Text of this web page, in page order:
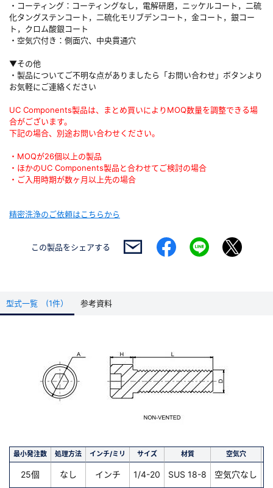
・コーティング：コーティングなし，電解研磨，ニッケルコート，二硫
化タングステンコート，二硫化モリブデンコート，金コート，銀コー
ト，クロム酸銀コート
・空気穴付き：側面穴、中央貫通穴
▼その他
・製品についてご不明な点がありましたら「お問い合わせ」ボタンより
お気軽にご連絡ください
UC Components製品は、まとめ買いによりMOQ数量を調整できる場
合がございます。
下記の場合、別途お問い合わせください。
・MOQが26個以上の製品
・ほかのUC Components製品と合わせてご検討の場合
・ご入用時期が数ヶ月以上先の場合
精密洗浄のご依頼はこちらから
この製品をシェアする
型式一覧 (1件） 参考資料
最小発注数 処理方法 インチ/ミリ サイズ 材質 空気穴
25個 なし インチ 1/4-20 SUS 18-8 空気穴なし